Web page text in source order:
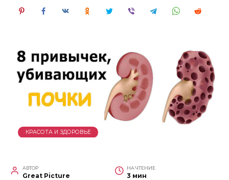
КРАСОТА И ЗДОРОВЬЕ
АВТОР
Great Picture
НА ЧТЕНИЕ
3 мин